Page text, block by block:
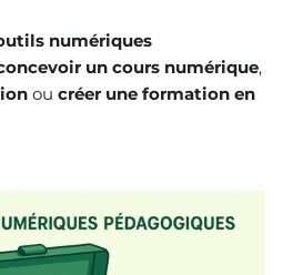
numériques
un cours numérique,
ou créer une formation en